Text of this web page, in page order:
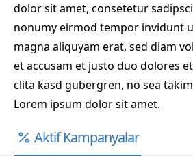
dolor sit amet, consetetur
nonumy eirmod tempor invidunt
magna aliquyam erat, sed diam
et accusam et justo duo dolores
clita kasd gubergren, no sea
Lorem ipsum dolor sit amet.
Aktif Kampanyalar